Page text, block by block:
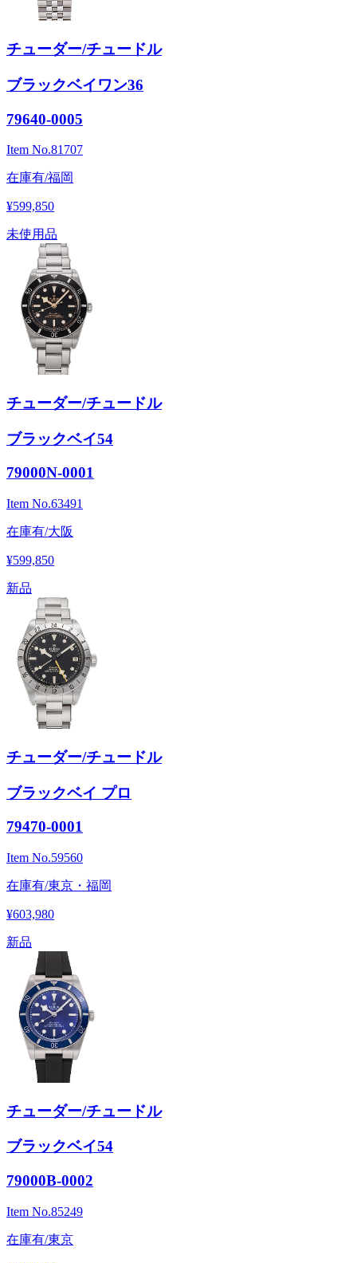
チューダー/チュードル
ブラックベイワン36
79640-0005
Item No.81707
在庫有/福岡
¥599,850
未使用品
チューダー/チュードル
ブラックベイ54
79000N-0001
Item No.63491
在庫有/大阪
¥599,850
新品
チューダー/チュードル
ブラックベイ プロ
79470-0001
Item No.59560
在庫有/東京・福岡
¥603,980
新品
チューダー/チュードル
ブラックベイ54
79000B-0002
Item No.85249
在庫有/東京